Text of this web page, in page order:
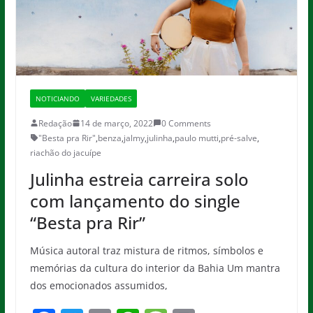
NOTICIANDO VARIEDADES
Redação 14 de março, 2022
0 Comments
"Besta pra Rir",benza,jalmy,julinha,paulo mutti,pré-salve,
riachão do jacuípe
Julinha estreia carreira solo
com lançamento do single
“Besta pra Rir”
Música autoral traz mistura de ritmos, símbolos e
memórias da cultura do interior da Bahia Um mantra
dos emocionados assumidos,